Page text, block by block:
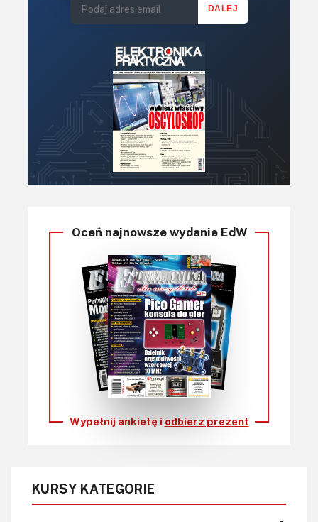
Oceń najnowsze wydanie EdW
Wypełnij ankietę i odbierz prezent
KURSY KATEGORIE